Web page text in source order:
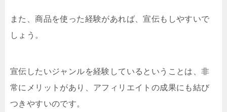
また、商品を使った経験があれば、宣伝もしやすいで
しょう。
宣伝したいジャンルを経験しているということは、非
常にメリットがあり、アフィリエイトの成果にも結び
つきやすいのです。